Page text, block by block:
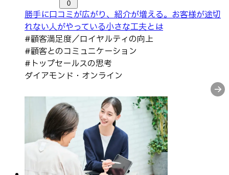
0
勝手に口コミが広がり、紹介が増える。お客様が途切
れない人がやっている小さな工夫とは
#顧客満足度／ロイヤルティの向上
#顧客とのコミュニケーション
# トップセールスの思考
ダイアモンド・オンライン